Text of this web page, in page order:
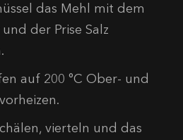
das Mehl mit dem
der Prise Salz
auf 200 °C Ober- und
vierteln und das